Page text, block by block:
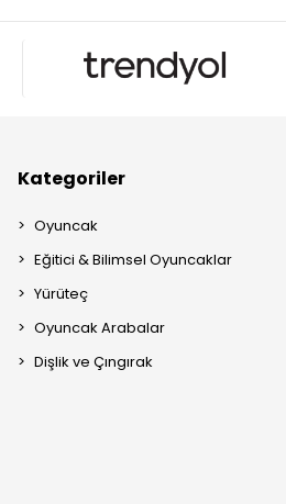
Kategoriler
Oyuncak
Eğitici & Bilimsel Oyuncaklar
Yürüteç
Oyuncak Arabalar
Dişlik ve Çıngırak